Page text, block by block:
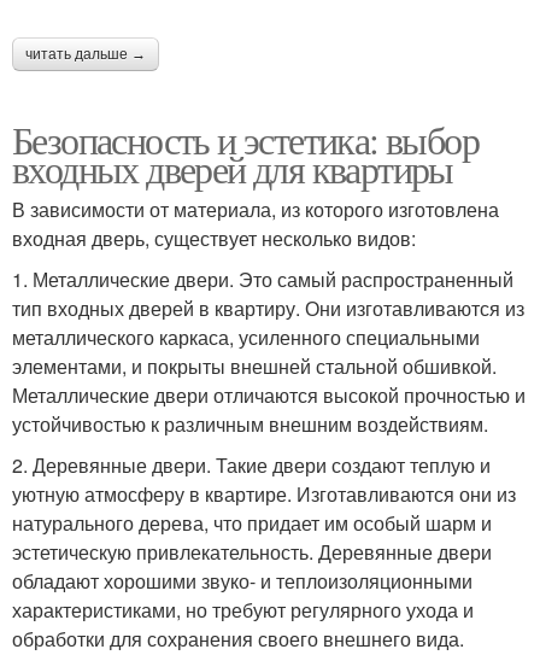
Алюминиевые двери
Дверь в интерьере Темные двери
Черные двери Черная дверь
Бежевая дверь Коричневые двери
Темно-серые двери Цветные двери
читать дальше →
Безопасность и эстетика: выбор
входных дверей для квартиры
В зависимости от материала, из которого изготовлена
входная дверь, существует несколько видов:
1. Металлические двери. Это самый распространенный
тип входных дверей в квартиру. Они изготавливаются из
металлического каркаса, усиленного специальными
элементами, и покрыты внешней стальной обшивкой.
Металлические двери отличаются высокой прочностью и
устойчивостью к различным внешним воздействиям.
2. Деревянные двери. Такие двери создают теплую и
уютную атмосферу в квартире. Изготавливаются они из
натурального дерева, что придает им особый шарм и
эстетическую привлекательность. Деревянные двери
обладают хорошими звуко- и теплоизоляционными
характеристиками, но требуют регулярного ухода и
обработки для сохранения своего внешнего вида.